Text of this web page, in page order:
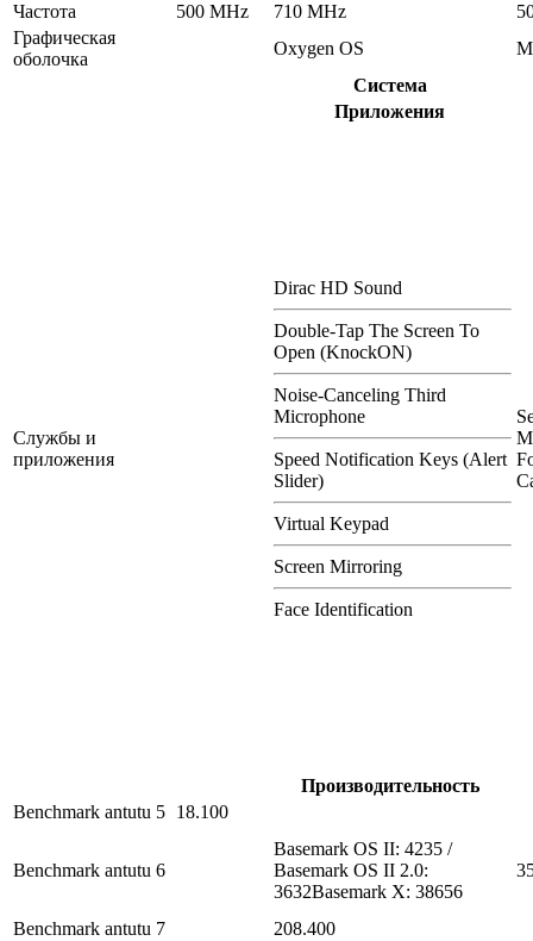
Частота
500 MHz 710 MHz
Графическая
оболочка
Oxygen OS
Система
Приложения
Службы и
приложения
Dirac HD Sound
Double-Tap The Screen To
Open (KnockON)
Noise-Canceling Third
Microphone
Speed Notification Keys (Alert
Slider)
Virtual Keypad
Screen Mirroring
Face Identification
Производительность
Benchmark antutu 5 18.100
Benchmark antutu 6
Basemark OS II: 4235 /
Basemark OS II 2.0:
3632Basemark X: 38656
Benchmark antutu 7
208.400